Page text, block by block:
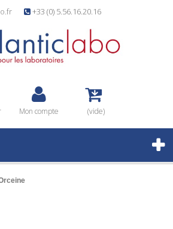
+33 (0) 5.56.16.20.16
Mon compte (vide)